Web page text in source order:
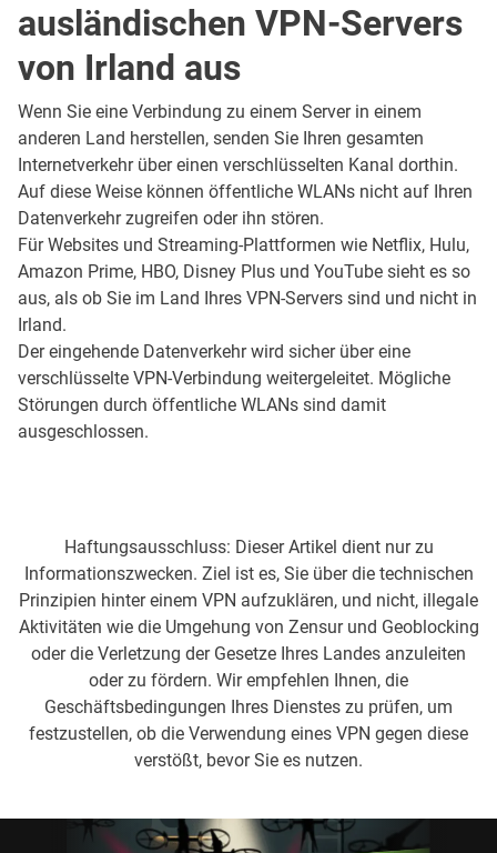
ausländischen VPN-Servers
von Irland aus
Wenn Sie eine Verbindung zu einem Server in einem
anderen Land herstellen, senden Sie Ihren gesamten
Internetverkehr über einen verschlüsselten Kanal dorthin.
Auf diese Weise können öffentliche WLANs nicht auf Ihren
Datenverkehr zugreifen oder ihn stören.
Für Websites und Streaming-Plattformen wie Netflix, Hulu,
Amazon Prime, HBO, Disney Plus und YouTube sieht es so
aus, als ob Sie im Land Ihres VPN-Servers sind und nicht in
Irland.
Der eingehende Datenverkehr wird sicher über eine
verschlüsselte VPN-Verbindung weitergeleitet. Mögliche
Störungen durch öffentliche WLANs sind damit
ausgeschlossen.
Haftungsausschluss: Dieser Artikel dient nur zu
Informationszwecken. Ziel ist es, Sie über die technischen
Prinzipien hinter einem VPN aufzuklären, und nicht, illegale
Aktivitäten wie die Umgehung von Zensur und Geoblocking
oder die Verletzung der Gesetze Ihres Landes anzuleiten
oder zu fördern. Wir empfehlen Ihnen, die
Geschäftsbedingungen Ihres Dienstes zu prüfen, um
festzustellen, ob die Verwendung eines VPN gegen diese
verstößt, bevor Sie es nutzen.